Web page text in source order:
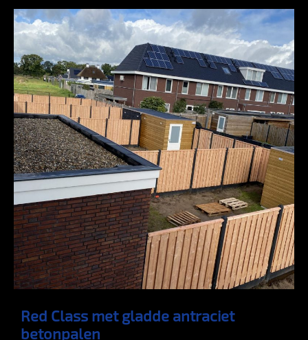
Red Class met gladde antraciet
betonpalen